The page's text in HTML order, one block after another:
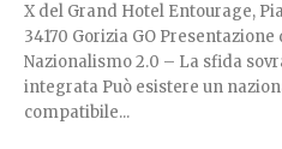
X del Grand Hotel Entourage,
34170 Gorizia GO Presentazione del libro
Nazionalismo 2.0 – La sfida
integrata Può esistere un nazionalismo
compatibile...